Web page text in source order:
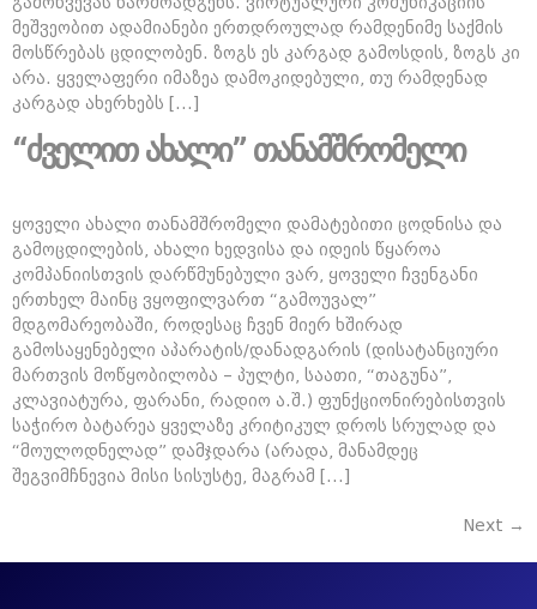
მეშვეობით ადამიანები ერთდროულად რამდენიმე საქმის
მოსწრებას ცდილობენ. ზოგს ეს კარგად გამოსდის, ზოგს კი
არა. ყველაფერი იმაზეა დამოკიდებული, თუ რამდენად
კარგად ახერხებს […]
“ძველით ახალი” თანამშრომელი
ყოველი ახალი თანამშრომელი დამატებითი ცოდნისა და
გამოცდილების, ახალი ხედვისა და იდეის წყაროა
კომპანიისთვის დარწმუნებული ვარ, ყოველი ჩვენგანი
ერთხელ მაინც ვყოფილვართ “გამოუვალ”
მდგომარეობაში, როდესაც ჩვენ მიერ ხშირად
გამოსაყენებელი აპარატის/დანადგარის (დისატანციური
მართვის მოწყობილობა – პულტი, საათი, “თაგუნა”,
კლავიატურა, ფარანი, რადიო ა.შ.) ფუნქციონირებისთვის
საჭირო ბატარეა ყველაზე კრიტიკულ დროს სრულად და
“მოულოდნელად” დამჯდარა (არადა, მანამდეც
შეგვიმჩნევია მისი სისუსტე, მაგრამ […]
Next →